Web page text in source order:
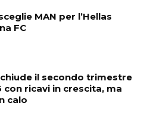
MAN per l’Hellas
FC
chiude il secondo trimestre
con ricavi in crescita, ma
calo